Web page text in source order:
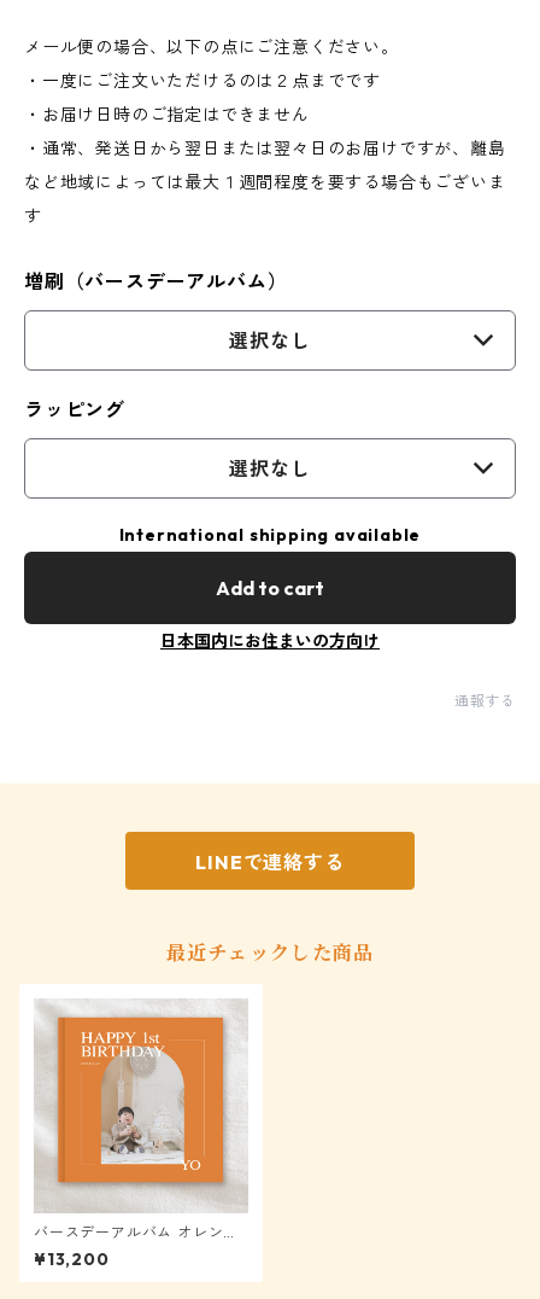
メール便の場合、以下の点にご注意ください。
・一度にご注文いただけるのは２点までです
・お届け日時のご指定はできません
・通常、発送日から翌日または翌々日のお届けですが、離島
など地域によっては最大１週間程度を要する場合もございま
す
増刷（バースデーアルバム）
選択なし
ラッピング
選択なし
International shipping available
Add to cart
日本国内にお住まいの方向け
通報する
LINEで連絡する
最近チェックした商品
バースデーアルバム オレンジ
【メール便送料無料】★モニ
ター様表示から40%OFF
¥13,200